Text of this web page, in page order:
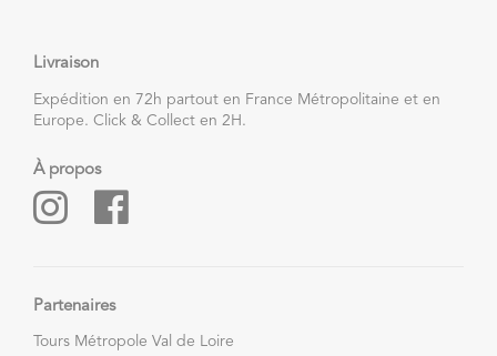
Livraison
Expédition en 72h partout en France Métropolitaine et en
Europe. Click & Collect en 2H.
À propos
Partenaires
Tours Métropole Val de Loire